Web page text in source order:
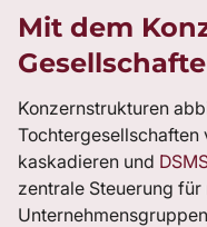
Mit dem
Konzernstrukturen
kaskadieren und
zentrale Steuerung